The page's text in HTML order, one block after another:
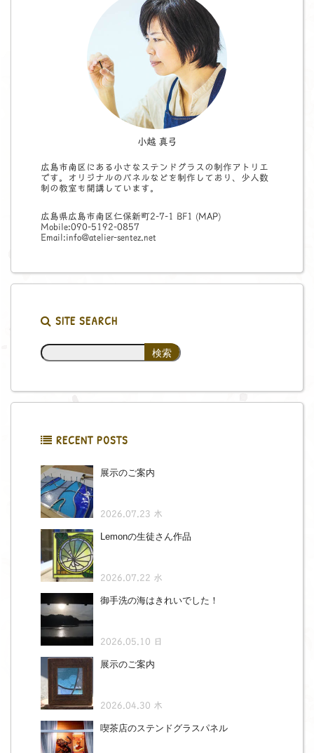
小越 真弓
広島市南区にある小さなステンドグラスの制作アトリエ
です。オリジナルのパネルなどを制作しており、少人数
制の教室も開講しています。
広島県広島市南区仁保新町2-7-1 BF1 (MAP)
Mobile:090-5192-0857
Email:info@atelier-sentez.net
SITE SEARCH
RECENT POSTS
展示のご案内
2026.07.23 木
Lemonの生徒さん作品
2026.07.22 水
御手洗の海はきれいでした！
2026.05.10 日
展示のご案内
2026.04.30 木
喫茶店のステンドグラスパネル